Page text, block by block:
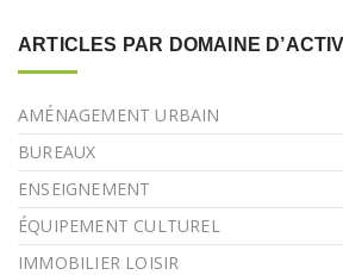
ARTICLES PAR DOMAINE
AMÉNAGEMENT URBAIN
BUREAUX
ENSEIGNEMENT
ÉQUIPEMENT CULTUREL
IMMOBILIER LOISIR